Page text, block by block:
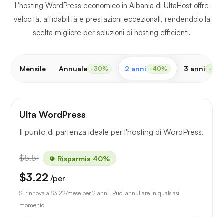
L'hosting WordPress economico in Albania di UltaHost offre
velocità, affidabilità e prestazioni eccezionali, rendendolo la
scelta migliore per soluzioni di hosting efficienti.
Mensile Annuale -30% 2 anni -40% 3 anni -
Ulta WordPress
Il punto di partenza ideale per l'hosting di WordPress.
$5.51 Risparmia 40%
$3.22 /per
Si rinnova a $3.22/mese per 2 anni. Puoi annullare in qualsiasi
momento.